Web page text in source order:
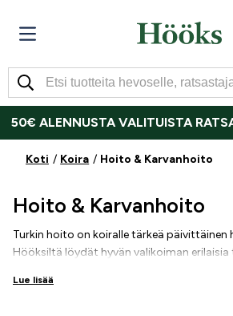
50€ ALENNUSTA VALITUISTA
Koti Koira Hoito & Karvanhoito
Hoito & Karvanhoito
Turkin hoito on koiralle tärkeä
Hööksiltä löydät hyvän valikoiman
trimmaustuotteet, kynsienhoitotuotteet
Lue lisää